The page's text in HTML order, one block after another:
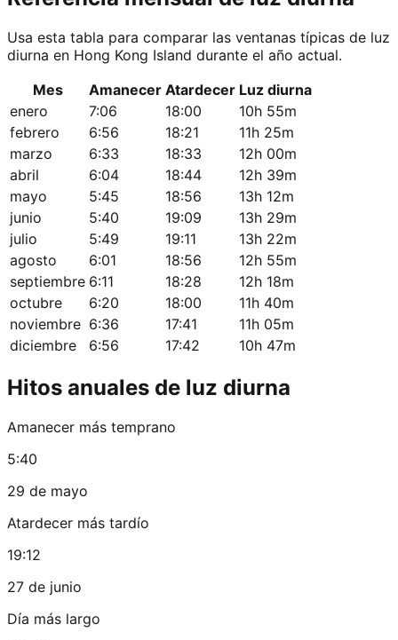
Usa esta tabla para comparar las ventanas típicas de luz
diurna en Hong Kong Island durante el año actual.
Mes
Amanecer Atardecer Luz diurna
enero
7:06 18:00
10h 55m
febrero
6:56 18:21
11h 25m
marzo
6:33 18:33
12h 00m
abril
6:04 18:44
12h 39m
mayo
5:45 18:56
13h 12m
junio
5:40 19:09
13h 29m
julio
5:49 19:11
13h 22m
agosto
6:01 18:56
12h 55m
septiembre 6:11 18:28
12h 18m
octubre
6:20 18:00
11h 40m
noviembre 6:36 17:41
11h 05m
diciembre
6:56 17:42 10h 47m
Hitos anuales de luz diurna
Amanecer más temprano
5:40
29 de mayo
Atardecer más tardío
19:12
27 de junio
Día más largo